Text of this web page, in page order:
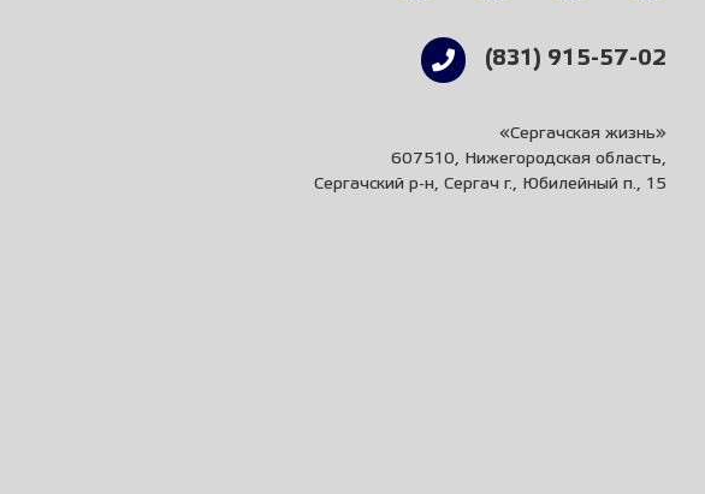
(831) 915-57-02
«Сергачская жизнь»
607510, Нижегородская область,
Сергачский р-н, Сергач г., Юбилейный п., 15